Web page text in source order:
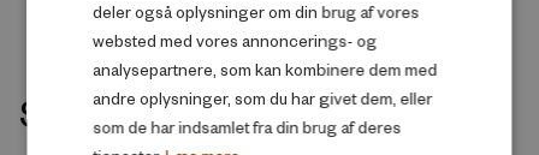
Seneste udgivelser indenfor
deler også oplysninger om din brug af vores
websted med vores annoncerings- og
analysepartnere, som kan kombinere dem med
andre oplysninger, som du har givet dem, eller
som de har indsamlet fra din brug af deres